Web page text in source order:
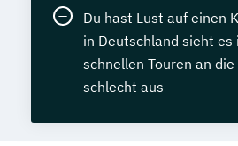
Du hast Lust auf einen
in Deutschland sieht es
schnellen Touren an
schlecht aus